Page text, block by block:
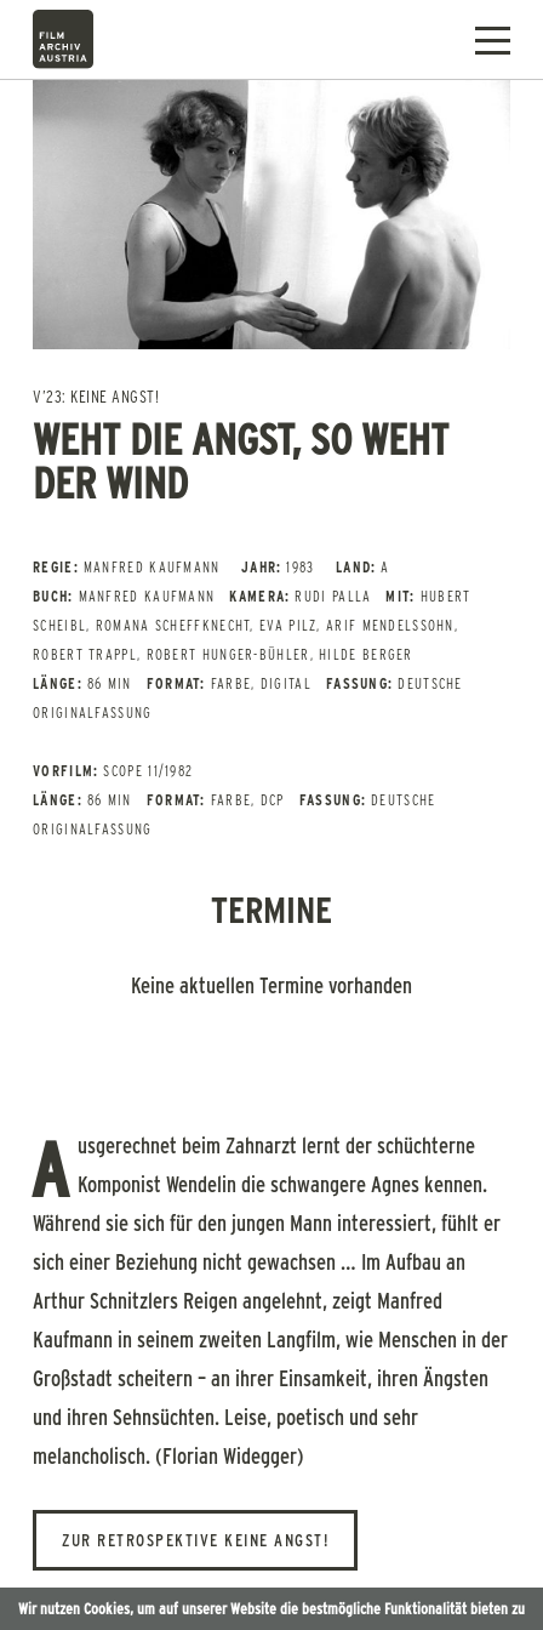
V’23: KEINE ANGST!
WEHT DIE ANGST, SO WEHT
DER WIND
REGIE: MANFRED KAUFMANN JAHR: 1983 LAND: A
BUCH: MANFRED KAUFMANN KAMERA: RUDI PALLA MIT: HUBERT
SCHEIBL, ROMANA SCHEFFKNECHT, EVA PILZ, ARIF MENDELSSOHN,
ROBERT TRAPPL, ROBERT HUNGER-BÜHLER, HILDE BERGER
LÄNGE: 86 MIN FORMAT: FARBE, DIGITAL FASSUNG: DEUTSCHE
ORIGINALFASSUNG
VORFILM: SCOPE 11/1982
LÄNGE: 86 MIN FORMAT: FARBE, DCP FASSUNG: DEUTSCHE
ORIGINALFASSUNG
TERMINE
Keine aktuellen Termine vorhanden
A usgerechnet beim Zahnarzt lernt der schüchterne
Komponist Wendelin die schwangere Agnes kennen.
Während sie sich für den jungen Mann interessiert, fühlt er
sich einer Beziehung nicht gewachsen … Im Aufbau an
Arthur Schnitzlers Reigen angelehnt, zeigt Manfred
Kaufmann in seinem zweiten Langfilm, wie Menschen in der
Großstadt scheitern – an ihrer Einsamkeit, ihren Ängsten
und ihren Sehnsüchten. Leise, poetisch und sehr
melancholisch. (Florian Widegger)
ZUR RETROSPEKTIVE KEINE ANGST!
Wir nutzen Cookies, um auf unserer Website die bestmögliche Funktionalität bieten zu